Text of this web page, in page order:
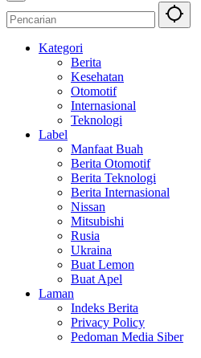
Kategori
Berita
Kesehatan
Otomotif
Internasional
Teknologi
Label
Manfaat Buah
Berita Otomotif
Berita Teknologi
Berita Internasional
Nissan
Mitsubishi
Rusia
Ukraina
Buat Lemon
Buat Apel
Laman
Indeks Berita
Privacy Policy
Pedoman Media Siber